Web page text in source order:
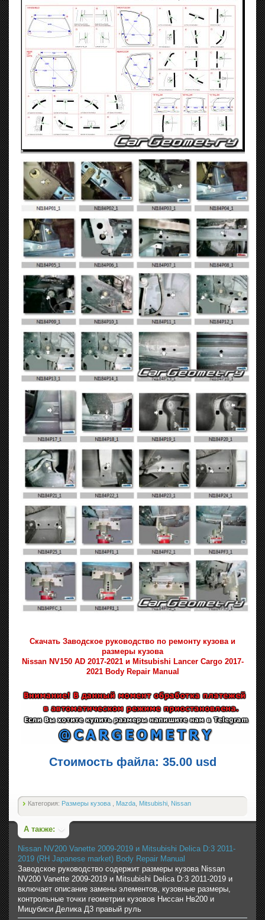
Скачать Заводское руководство по ремонту кузова и
размеры кузова
Nissan NV150 AD 2017-2021 и Mitsubishi Lancer Cargo 2017-
2021 Body Repair Manual
Стоимость файла: 35.00 usd
Категория: Размеры кузова Mazda Mitsubishi Nissan
А также:
Nissan NV200 Vanette 2009-2019 и Mitsubishi Delica D:3 2011-
2019 (RH Japanese market) Body Repair Manual
Заводское руководство содержит размеры кузова Nissan
NV200 Vanette 2009-2019 и Mitsubishi Delica D:3 2011-2019 и
включает описание замены элементов, кузовные размеры,
контрольные точки геометрии кузовов Ниссан Нв200 и
Мицубиси Делика Д3 правый руль